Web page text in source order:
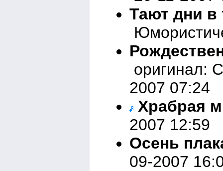
Тают дни
оригинал:
2007 07:24
Храбрая
2007 12:59
Осень
09-2007